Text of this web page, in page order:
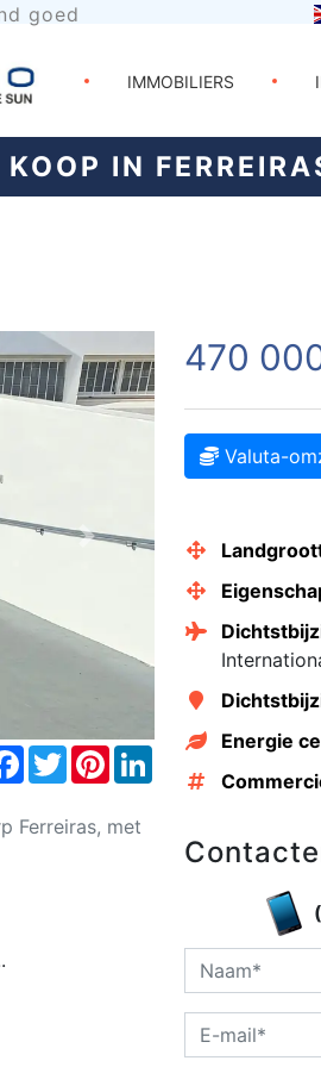
goed
IMMOBILIERS
IN
Next
Facebook
TwitterPinterestLinkedIn
Ferreiras, met
470
Valuta-
Energie